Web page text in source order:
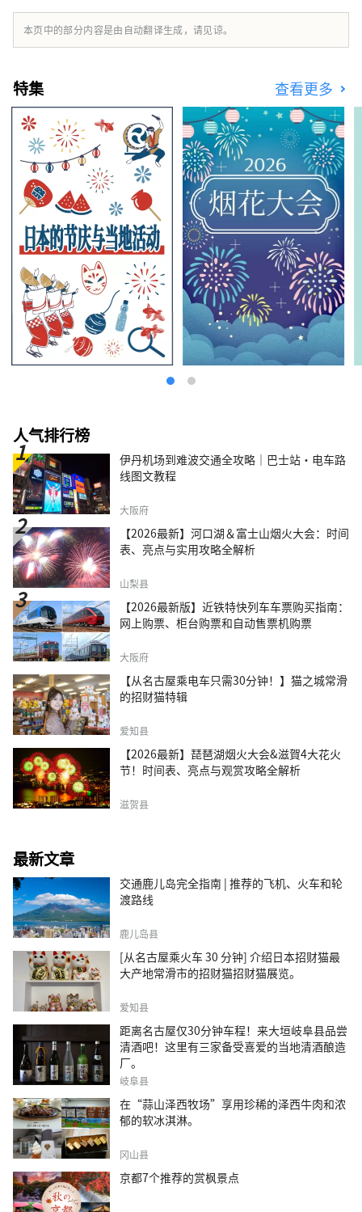
本页中的部分内容是由自动翻译生成，请见谅。
特集 查看更多
人气排行榜
伊丹机场到难波交通全攻略｜巴士站・电车路
线图文教程
大阪府
【2026最新】河口湖＆富士山烟火大会：时间
表、亮点与实用攻略全解析
山梨县
【2026最新版】近铁特快列车车票购买指南：
网上购票、柜台购票和自动售票机购票
大阪府
【从名古屋乘电车只需30分钟！】猫之城常滑
的招财猫特辑
爱知县
【2026最新】琵琶湖烟火大会&滋賀4大花火
节！时间表、亮点与观赏攻略全解析
滋贺县
最新文章
交通鹿儿岛完全指南 | 推荐的飞机、火车和轮
渡路线
鹿儿岛县
[从名古屋乘火车 30 分钟] 介绍日本招财猫最
大产地常滑市的招财猫招财猫展览。
爱知县
距离名古屋仅30分钟车程！来大垣岐阜县品尝
清酒吧！这里有三家备受喜爱的当地清酒酿造
厂。
岐阜县
在“蒜山泽西牧场”享用珍稀的泽西牛肉和浓
郁的软冰淇淋。
冈山县
京都7个推荐的赏枫景点